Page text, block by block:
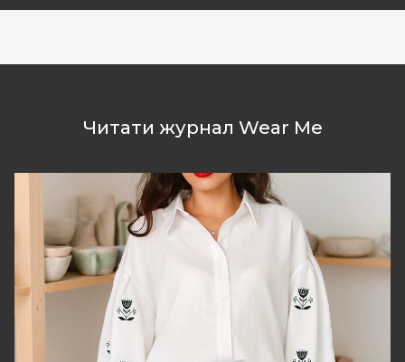
Читати журнал Wear Me